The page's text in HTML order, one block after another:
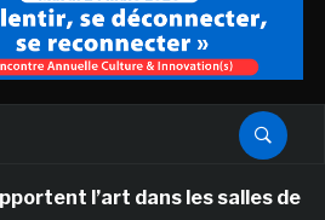
dans les salles de classe